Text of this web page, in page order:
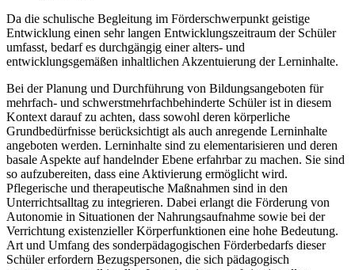
Da die schulische Begleitung im Förderschwerpunkt geistige
Entwicklung einen sehr langen Entwicklungszeitraum der Schüler
umfasst, bedarf es durchgängig einer alters- und
entwicklungsgemäßen inhaltlichen Akzentuierung der Lerninhalte.
Bei der Planung und Durchführung von Bildungsangeboten für
mehrfach- und schwerstmehrfachbehinderte Schüler ist in diesem
Kontext darauf zu achten, dass sowohl deren körperliche
Grundbedürfnisse berücksichtigt als auch anregende Lerninhalte
angeboten werden. Lerninhalte sind zu elementarisieren und deren
basale Aspekte auf handelnder Ebene erfahrbar zu machen. Sie sind
so aufzubereiten, dass eine Aktivierung ermöglicht wird.
Pflegerische und therapeutische Maßnahmen sind in den
Unterrichtsalltag zu integrieren. Dabei erlangt die Förderung von
Autonomie in Situationen der Nahrungsaufnahme sowie bei der
Verrichtung existenzieller Körperfunktionen eine hohe Bedeutung.
Art und Umfang des sonderpädagogischen Förderbedarfs dieser
Schüler erfordern Bezugspersonen, die sich pädagogisch